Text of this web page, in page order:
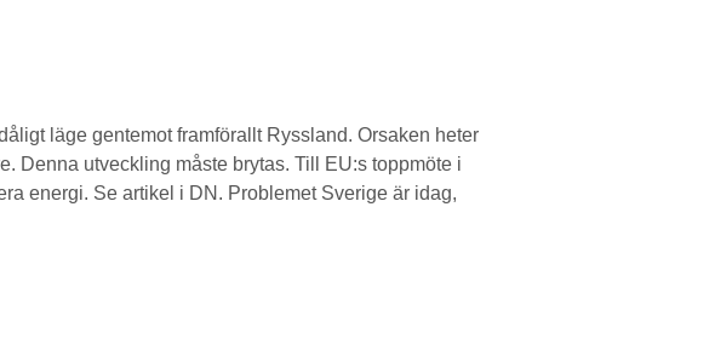
läge gentemot framförallt Ryssland. Orsaken heter
Denna utveckling måste brytas. Till EU:s toppmöte i
energi. Se artikel i DN. Problemet Sverige är idag,